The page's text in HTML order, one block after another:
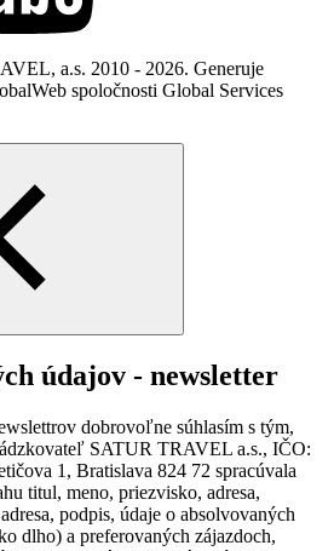
a.s. 2010 - 2026. Generuje
spoločnosti Global Services
údajov - newsletter
dobrovoľne súhlasím s tým,
SATUR TRAVEL a.s., IČO:
1, Bratislava 824 72 spracúvala
titul, meno, priezvisko, adresa,
podpis, údaje o absolvovaných
dlho) a preferovaných zájazdoch,